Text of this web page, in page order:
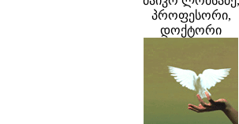
პროფესორი,
დოქტორი